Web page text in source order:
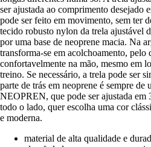
ser ajustada ao comprimento desejado
pode ser feito em movimento, sem ter
tecido robusto nylon da trela ajustável
por uma base de neoprene macia. Na
transforma-se em acolchoamento, pelo
confortavelmente na mão, mesmo em
treino. Se necessário, a trela pode ser
parte de trás em neoprene é sempre de
NEOPREN, que pode ser ajustada em
todo o lado, quer escolha uma cor
e moderna.
material de alta qualidade e